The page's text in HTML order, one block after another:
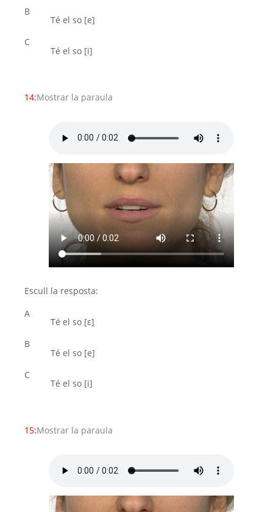
B
Té el so [e]
C
Té el so [i]
14:Mostrar la paraula
Escull la resposta:
A
Té el so [ε]
B
Té el so [e]
C
Té el so [i]
15:Mostrar la paraula